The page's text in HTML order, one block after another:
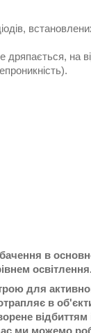
дряпається, на
в
освітлення.
для
в
відбиттям
ми можемо